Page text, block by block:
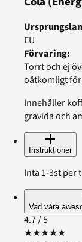
EU
Förvaring:
Torrt och ej
oåtkomligt
Innehåller
gravida och
Instruktioner
Inta 1-3st per
Vad våra
4.7/ 5
★★★★★